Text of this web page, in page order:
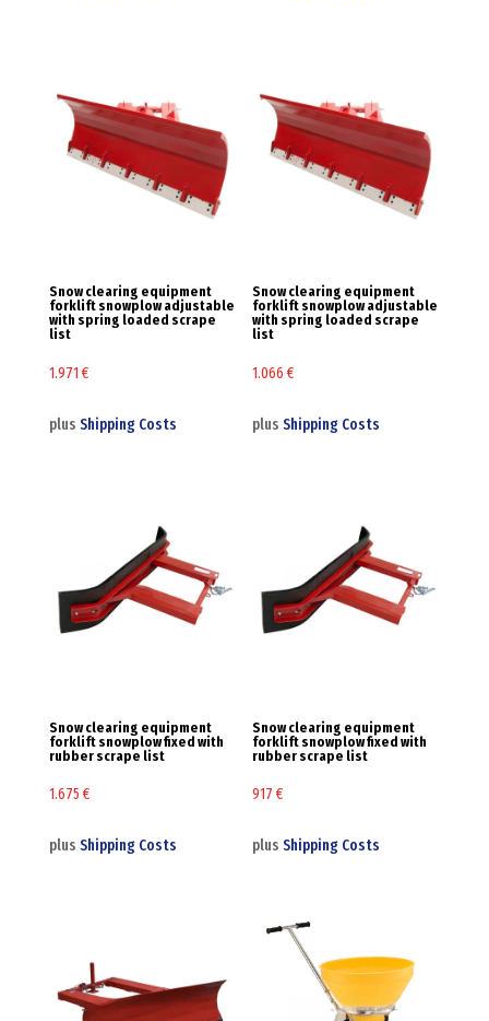
Snow clearing equipment
forklift snowplow adjustable
with spring loaded scrape
list
1.971 €
plus Shipping Costs
Snow clearing equipment
forklift snowplow adjustable
with spring loaded scrape
list
1.066€
plusShipping Costs
Snow clearing equipment
forklift snowplow fixed with
rubber scrape list
1.675 €
plus Shipping Costs
Snow clearing equipment
forklift snowplow fixed with
rubber scrape list
917€
plusShipping Costs